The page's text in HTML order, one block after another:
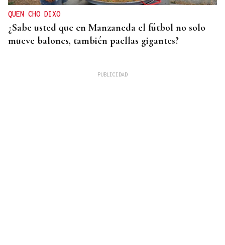
QUEN CHO DIXO
¿Sabe usted que en Manzaneda el fútbol no solo
mueve balones, también paellas gigantes?